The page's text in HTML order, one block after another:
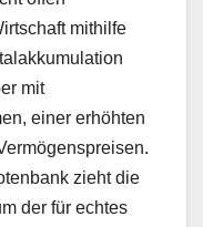
mithilfe
mit
einer erhöhten
zieht die
der für echtes